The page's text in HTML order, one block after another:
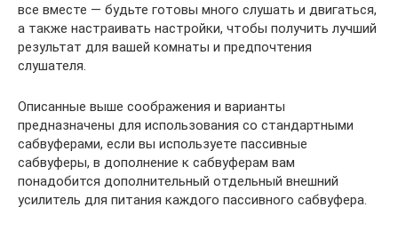
все вместе — будьте готовы много слушать и двигаться,
а также настраивать настройки, чтобы получить лучший
результат для вашей комнаты и предпочтения
слушателя.
Описанные выше соображения и варианты
предназначены для использования со стандартными
сабвуферами, если вы используете пассивные
сабвуферы, в дополнение к сабвуферам вам
понадобится дополнительный отдельный внешний
усилитель для питания каждого пассивного сабвуфера.